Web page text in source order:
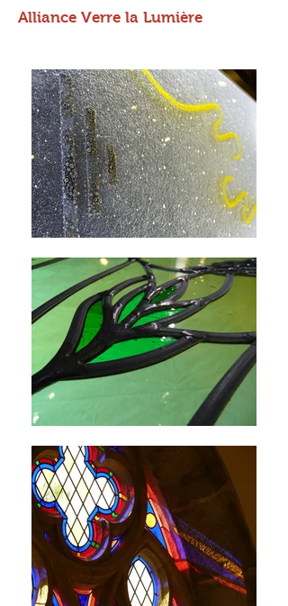
Alliance Verre la Lumière